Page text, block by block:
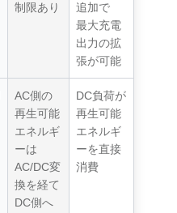
制限あり
追加で
最大充電
出力の拡
張が可能
AC側の
再生可能
エネルギ
ーは
AC/DC変
換を経て
DC側へ
DC負荷が
再生可能
エネルギ
ーを直接
消費